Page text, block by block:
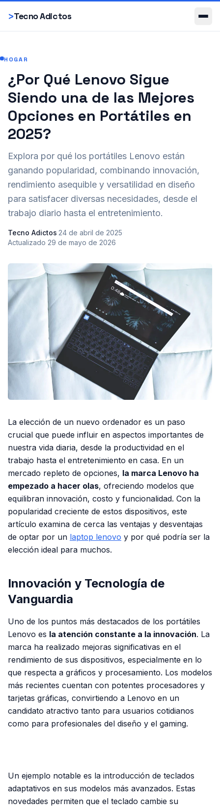
>Tecno Adictos
Smartphones
HOGAR
¿Por Qué Lenovo Sigue
Siendo una de las Mejores
Opciones en Portátiles en
2025?
Explora por qué los portátiles Lenovo están
ganando popularidad, combinando innovación,
rendimiento asequible y versatilidad en diseño
para satisfacer diversas necesidades, desde el
trabajo diario hasta el entretenimiento.
Tecno Adictos·24 de abril de 2025·
Actualizado 29 de mayo de 2026
La elección de un nuevo ordenador es un paso
crucial que puede influir en aspectos importantes de
nuestra vida diaria, desde la productividad en el
trabajo hasta el entretenimiento en casa. En un
mercado repleto de opciones, la marca Lenovo ha
empezado a hacer olas, ofreciendo modelos que
equilibran innovación, costo y funcionalidad. Con la
popularidad creciente de estos dispositivos, este
artículo examina de cerca las ventajas y desventajas
de optar por un laptop lenovo y por qué podría ser la
elección ideal para muchos.
Innovación y Tecnología de
Vanguardia
Uno de los puntos más destacados de los portátiles
Lenovo es la atención constante a la innovación. La
marca ha realizado mejoras significativas en el
rendimiento de sus dispositivos, especialmente en lo
que respecta a gráficos y procesamiento. Los modelos
más recientes cuentan con potentes procesadores y
tarjetas gráficas, convirtiendo a Lenovo en un
candidato atractivo tanto para usuarios cotidianos
como para profesionales del diseño y el gaming.
Un ejemplo notable es la introducción de teclados
adaptativos en sus modelos más avanzados. Estas
novedades permiten que el teclado cambie su